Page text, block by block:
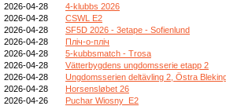
2026-04-28
4-klubbs 2026
2026-04-28
CSWL E2
2026-04-28
SF5D 2026 - 3etape - Sofienlund
2026-04-28
Пліч-о-пліч
2026-04-28
5-kubbsmatch - Trosa
2026-04-28
Vätterbygdens ungdomsserie etapp 2
2026-04-28
Ungdomsserien deltävling 2, Östra
2026-04-28
Horsensløbet 26
2026-04-26
Puchar Wiosny_E2